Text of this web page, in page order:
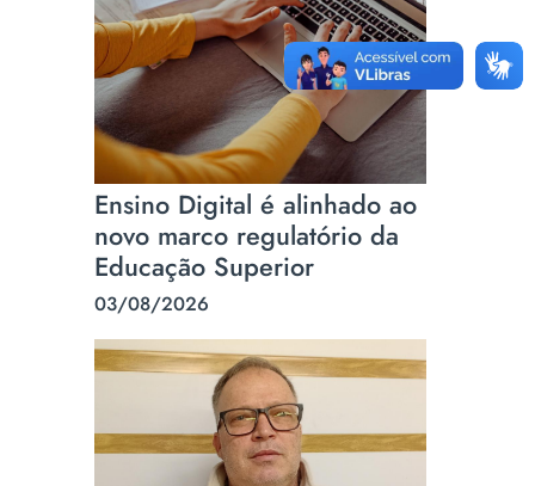
Ensino Digital é alinhado ao
novo marco regulatório da
Educação Superior
03/08/2026